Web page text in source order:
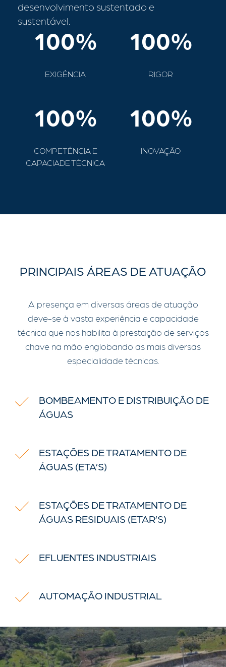
desenvolvimento sustentado e
sustentável.
100%
EXIGÊNCIA
100%
RIGOR
100%
COMPETÊNCIA E
CAPACIADE TÉCNICA
100%
INOVAÇÃO
PRINCIPAIS ÁREAS DE ATUAÇÃO
A presença em diversas áreas de atuação
deve-se à vasta experiência e capacidade
técnica que nos habilita à prestação de serviços
chave na mão englobando as mais diversas
especialidade técnicas.
BOMBEAMENTO E DISTRIBUIÇÃO DE
ÁGUAS
ESTAÇÕES DE TRATAMENTO DE
ÁGUAS (ETA’S)
ESTAÇÕES DE TRATAMENTO DE
ÁGUAS RESIDUAIS (ETAR’S)
EFLUENTES INDUSTRIAIS
AUTOMAÇÃO INDUSTRIAL